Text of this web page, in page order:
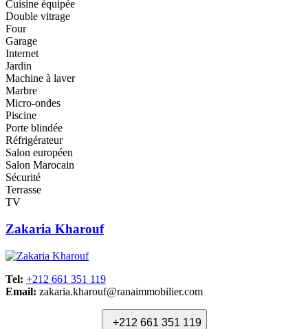
Cuisine équipée
Double vitrage
Four
Garage
Internet
Jardin
Machine à laver
Marbre
Micro-ondes
Piscine
Porte blindée
Réfrigérateur
Salon européen
Salon Marocain
Sécurité
Terrasse
TV
Zakaria Kharouf
Tel: +212 661 351 119
Email: zakaria.kharouf@ranaimmobilier.com
+212 661 351 119